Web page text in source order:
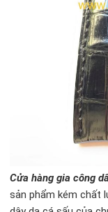
Cửa hàng gia công
sản phẩm kém chất